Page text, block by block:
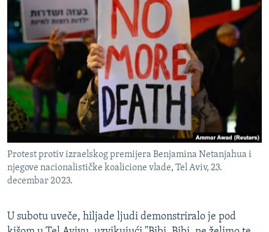
Protest protiv izraelskog premijera Benjamina Netanjahua i
njegove nacionalističke koalicione vlade, Tel Aviv, 23.
decembar 2023.
U subotu uveče, hiljade ljudi demonstriralo je pod